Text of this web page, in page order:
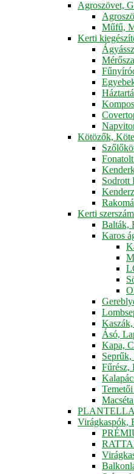
Agroszövet,
Műfű,
Kerti
Kötözők,
Sodrott
Kerti
Balták,
Karos
Ásó,
Kapa,
Seprűk,
Fűrész,
PLANTELLA
Virágkaspók,